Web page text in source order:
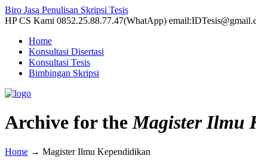
Biro Jasa Penulisan Skripsi Tesis
HP CS Kami 0852.25.88.77.47(WhatApp)
Home
Konsultasi Disertasi
Konsultasi Tesis
Bimbingan Skripsi
Archive for theMagister Ilmu
Home → Magister Ilmu Kependidikan